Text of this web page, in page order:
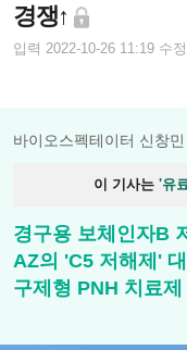
경쟁↑
입력 2022-10-26 11:19 수
바이오스펙테이터 신창
이 기사는 '유
경구용 보체인자B
AZ의 'C5 저해제'
구제형 PNH 치료